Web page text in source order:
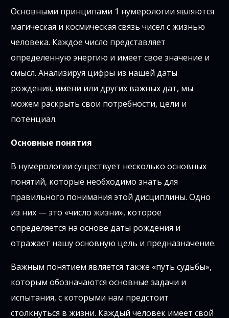
Основными принципами 1 нумерологии являются
магическая и космическая связь чисел с жизнью
человека. Каждое число представляет
определенную энергию и имеет свое значение и
смысл. Анализируя цифры из нашей даты
рождения, имени или других важных дат, мы
можем раскрыть свои потребности, цели и
потенциал.
Основные понятия
В нумерологии существует несколько основных
понятий, которые необходимо знать для
правильного понимания этой дисциплины. Одно
из них — это «число жизни», которое
определяется на основе даты рождения и
отражает нашу основную цель и предназначение.
Важным понятием является также «путь судьбы»,
которым обозначаются основные задачи и
испытания, с которыми нам предстоит
столкнуться в жизни. Каждый человек имеет свой